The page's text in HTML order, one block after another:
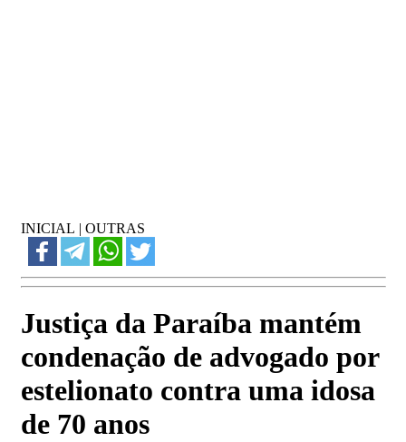
INICIAL | OUTRAS
Justiça da Paraíba mantém
condenação de advogado por
estelionato contra uma idosa
de 70 anos